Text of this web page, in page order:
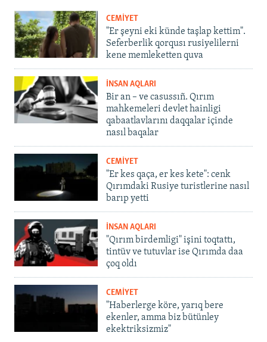
CEMİYET
"Er şeyni eki künde taşlap kettim".
Seferberlik qorqusı rusiyelilerni
kene memleketten quva
İNSAN AQLARI
Bir an – ve casussıñ. Qırım
mahkemeleri devlet hainligi
qabaatlavlarını daqqalar içinde
nasıl baqalar
CEMİYET
"Er kes qaça, er kes kete": cenk
Qırımdaki Rusiye turistlerine nasıl
barıp yetti
İNSAN AQLARI
"Qırım birdemligi" işini toqtattı,
tintüv ve tutuvlar ise Qırımda daa
çoq oldı
CEMİYET
"Haberlerge köre, yarıq bere
ekenler, amma biz bütünley
ekektriksizmiz"